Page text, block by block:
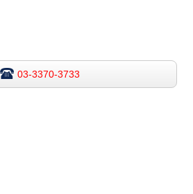
03-3370-3733